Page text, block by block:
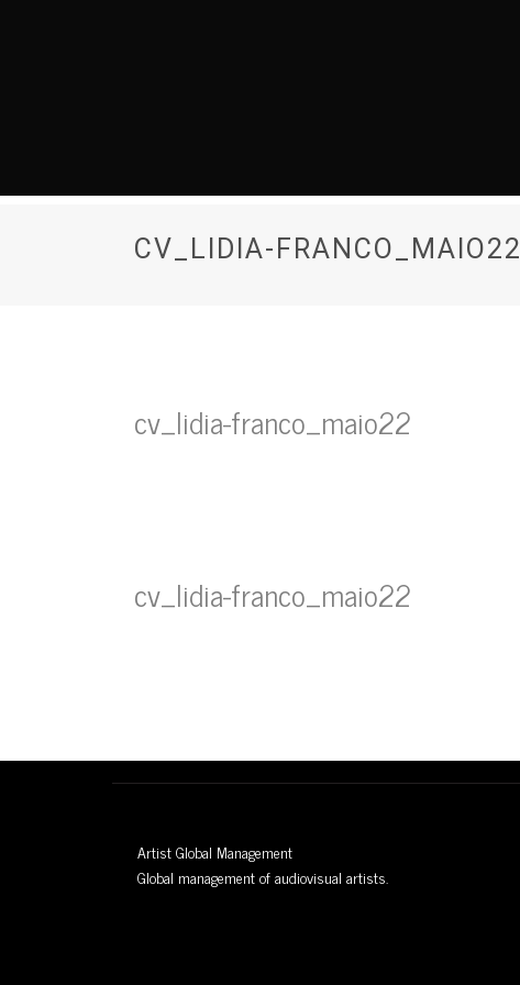
CV_LIDIA-FRANCO_MAIO22
cv_lidia-franco_maio22
cv_lidia-franco_maio22
Artist Global Management
Global management of audiovisual artists.